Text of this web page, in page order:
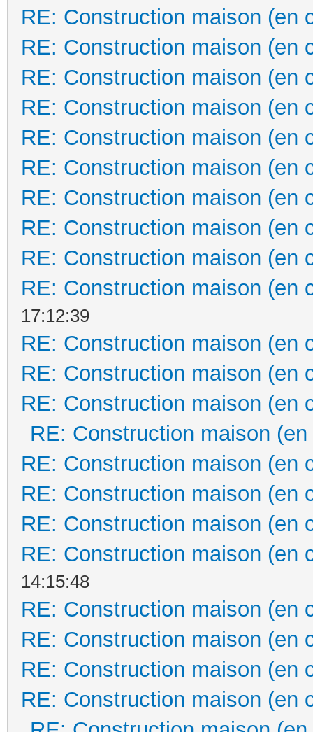
RE: Construction maison (en
RE: Construction maison (en
RE: Construction maison (en
RE: Construction maison (en
RE: Construction maison (en
RE: Construction maison (en
RE: Construction maison (en
RE: Construction maison (en
RE: Construction maison (en
RE: Construction maison (en
17:12:39
RE: Construction maison (en
RE: Construction maison (en
RE: Construction maison (en
RE: Construction maison
RE: Construction maison (en
RE: Construction maison (en
RE: Construction maison (en
RE: Construction maison (en
14:15:48
RE: Construction maison (en
RE: Construction maison (en
RE: Construction maison (en
RE: Construction maison (en